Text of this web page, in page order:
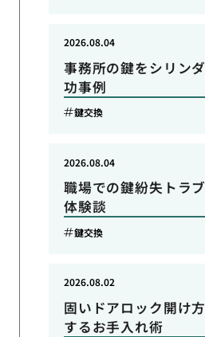
事務所の鍵をシリン
功事例
2026.08.04
鍵交換
職場での鍵紛失トラ
体験談
2026.08.04
鍵交換
固いドアロック開け
するお手入れ術
2026.08.02